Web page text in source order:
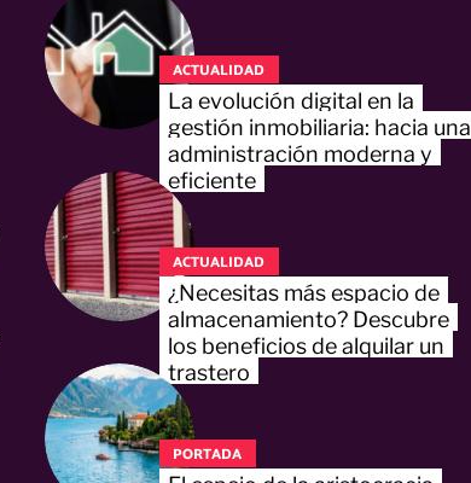
ACTUALIDAD
La evolución digital en la
gestión inmobiliaria: hacia una
administración moderna y
eficiente
ACTUALIDAD
¿Necesitas más espacio de
almacenamiento? Descubre
los beneficios de alquilar un
trastero
PORTADA